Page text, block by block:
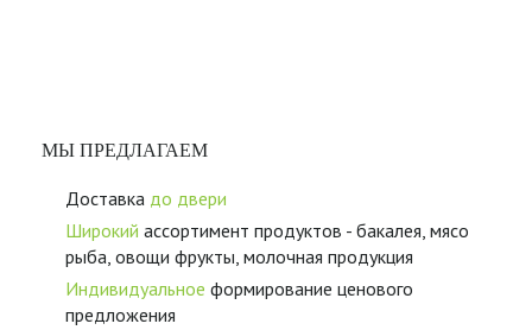
МЫ ПРЕДЛАГАЕМ
Доставка до двери
Широкий ассортимент продуктов - бакалея, мясо
рыба, овощи фрукты, молочная продукция
Индивидуальное формирование ценового
предложения